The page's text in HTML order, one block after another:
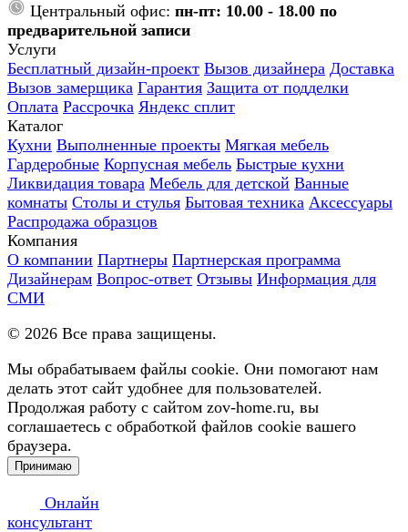
Центральный офис: пн-пт: 10.00 - 18.00 по
предварительной записи
Услуги
Бесплатный дизайн-проект Вызов дизайнера Доставка
Вызов замерщика Гарантия Защита от подделки
Оплата Рассрочка Яндекс сплит
Каталог
Кухни Выполненные проекты Мягкая мебель
Гардеробные Корпусная мебель Быстрые кухни
Ликвидация товара Мебель для детской Ванные
комнаты Столы и стулья Бытовая техника Аксессуары
Распродажа образцов
Компания
О компании Партнеры Партнерская программа
Дизайнерам Вопрос-ответ Отзывы Информация для
СМИ
© 2026 Все права защищены.
Мы обрабатываем файлы cookie. Они помогают нам
делать этот сайт удобнее для пользователей.
Продолжая работу с сайтом zov-home.ru, вы
соглашаетесь с обработкой файлов cookie вашего
браузера.
Принимаю
Онлайн
консультант